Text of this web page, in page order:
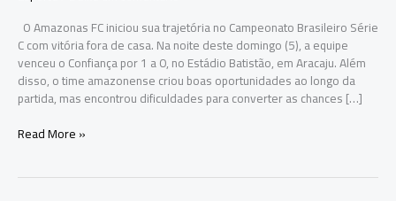
O Amazonas FC iniciou sua trajetória no Campeonato Brasileiro Série
C com vitória fora de casa. Na noite deste domingo (5), a equipe
venceu o Confiança por 1 a 0, no Estádio Batistão, em Aracaju. Além
disso, o time amazonense criou boas oportunidades ao longo da
partida, mas encontrou dificuldades para converter as chances […]
Amazonas
Read More »